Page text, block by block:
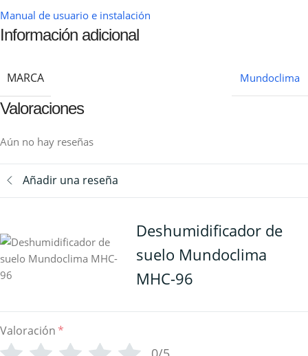
Manual de usuario e instalación
Información adicional
MARCA Mundoclima
Valoraciones
Aún no hay reseñas
Añadir una reseña
Deshumidificador de
suelo Mundoclima
MHC-96
Valoración *